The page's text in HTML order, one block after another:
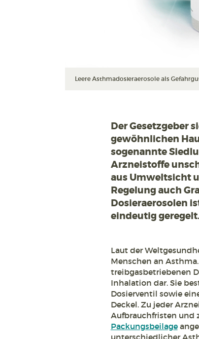
Leere Asthmadosieraerosole als
Der Gesetzgeber
gewöhnlichen
sogenannte
Arzneistoffe
aus Umweltsicht
Regelung auch
Dosieraerosolen
eindeutig geregelt.
Laut der
Menschen an
treibgasbetriebenen
Inhalation dar. Sie
Dosierventil sowie
Deckel. Zu jeder
Aufbrauchfristen und
Packungsbeilage
unterschiedlicher